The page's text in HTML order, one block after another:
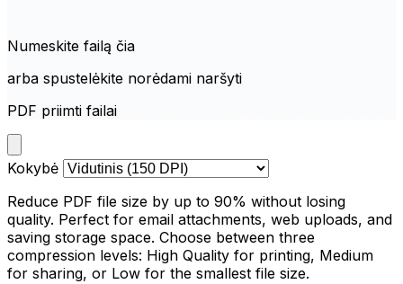
Numeskite failą čia
arba spustelėkite norėdami naršyti
PDF priimti failai
Kokybė
Reduce PDF file size by up to 90% without losing
quality. Perfect for email attachments, web uploads, and
saving storage space. Choose between three
compression levels: High Quality for printing, Medium
for sharing, or Low for the smallest file size.